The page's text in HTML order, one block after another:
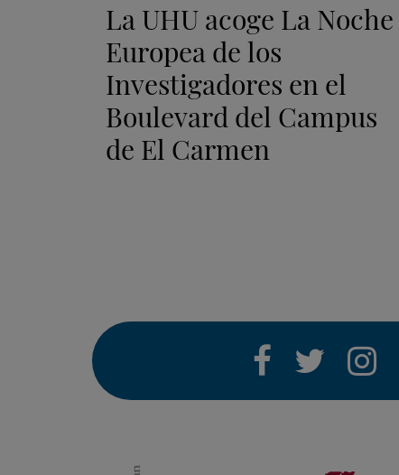
La UHU acoge La Noche
Europea de los
Investigadores en el
Boulevard del Campus
de El Carmen
facebooktwitter